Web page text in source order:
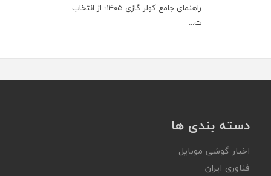
راهنمای جامع کولر گازی ۱۴۰۵؛ از انتخاب
ت...
دسته بندی ها
اخبار گوشی موبایل
فناوری ایران